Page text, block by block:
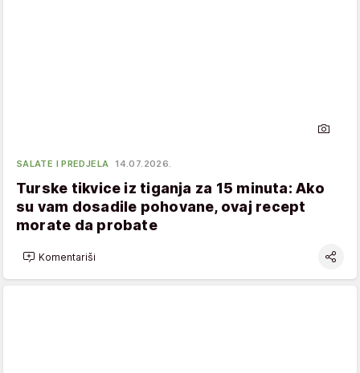
SALATE I PREDJELA 14.07.2026.
Turske tikvice iz tiganja za 15 minuta: Ako
su vam dosadile pohovane, ovaj recept
morate da probate
Komentariši